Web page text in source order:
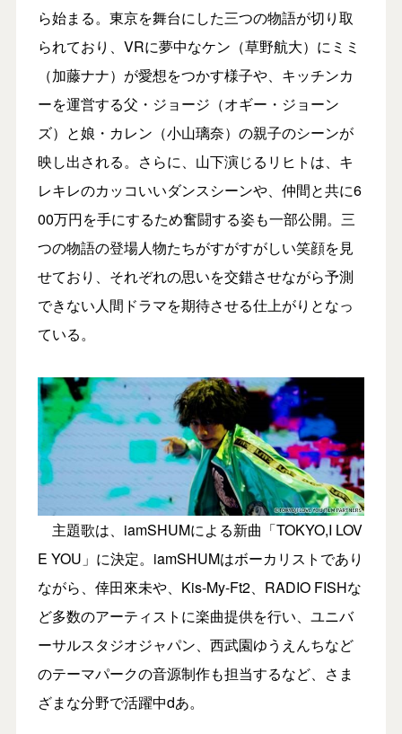
ら始まる。東京を舞台にした三つの物語が切り取
られており、VRに夢中なケン（草野航大）にミミ
（加藤ナナ）が愛想をつかす様子や、キッチンカ
ーを運営する父・ジョージ（オギー・ジョーン
ズ）と娘・カレン（小山璃奈）の親子のシーンが
映し出される。さらに、山下演じるリヒトは、キ
レキレのカッコいいダンスシーンや、仲間と共に6
00万円を手にするため奮闘する姿も一部公開。三
つの物語の登場人物たちがすがすがしい笑顔を見
せており、それぞれの思いを交錯させながら予測
できない人間ドラマを期待させる仕上がりとなっ
ている。
主題歌は、iamSHUMによる新曲「TOKYO,I LOV
E YOU」に決定。iamSHUMはボーカリストであり
ながら、倖田來未や、Kis-My-Ft2、RADIO FISHな
ど多数のアーティストに楽曲提供を行い、ユニバ
ーサルスタジオジャパン、西武園ゆうえんちなど
のテーマパークの音源制作も担当するなど、さま
ざまな分野で活躍中dあ。